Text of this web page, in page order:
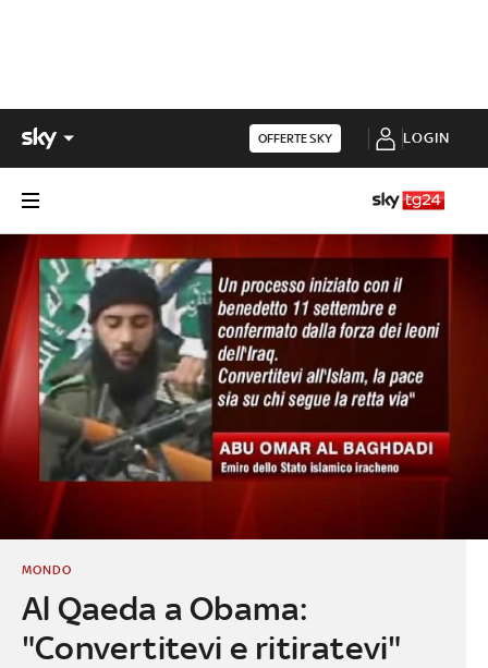
OFFERTE SKY LOGIN
Al Qaeda a Obama:
"Convertitevi e ritiratevi"
MONDO